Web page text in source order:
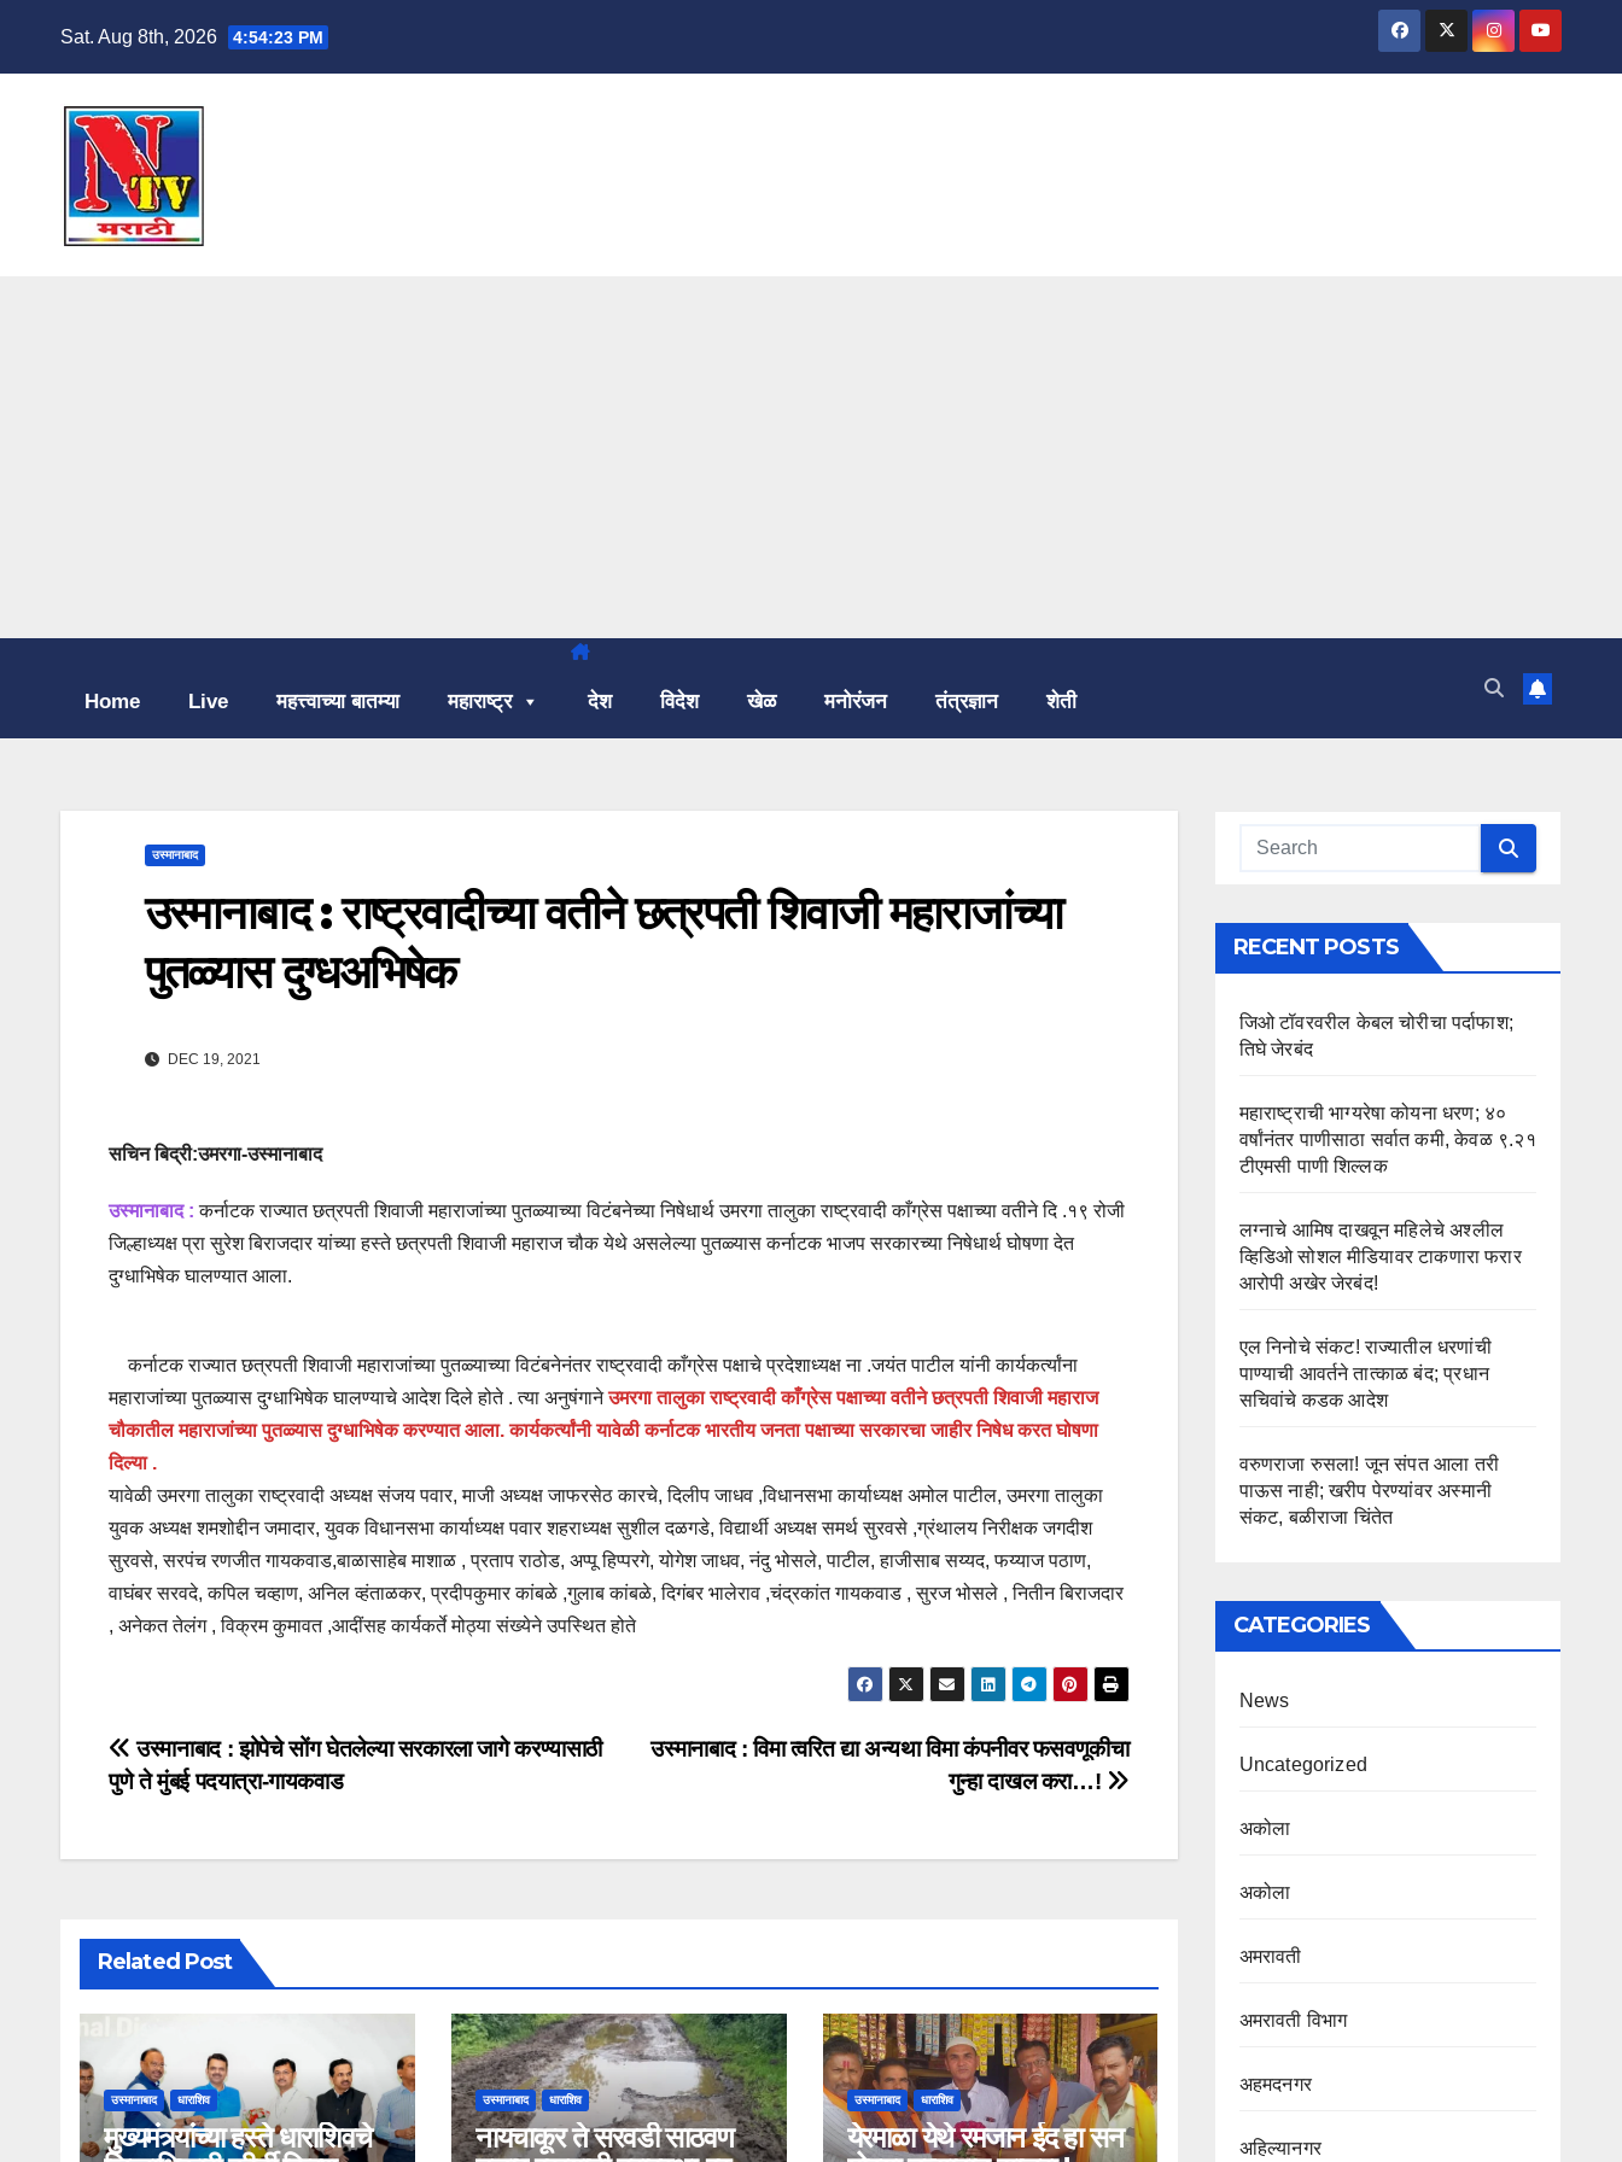
Sat. Aug 8th, 2026 4:54:24 PM
Home Live महत्त्वाच्या बातम्या महाराष्ट्र देश विदेश खेळ मनोरंजन तंत्रज्ञान शेती
उस्मानाबाद
उस्मानाबाद : राष्ट्रवादीच्या वतीने छत्रपती शिवाजी महाराजांच्या
पुतळ्यास दुग्धअभिषेक
DEC 19, 2021
सचिन बिद्री:उमरगा-उस्मानाबाद
उस्मानाबाद :कर्नाटक राज्यात छत्रपती शिवाजी महाराजांच्या पुतळ्याच्या विटंबनेच्या निषेधार्थ उमरगा तालुका राष्ट्रवादी काँग्रेस पक्षाच्या वतीने दि .१९ रोजी
जिल्हाध्यक्ष प्रा सुरेश बिराजदार यांच्या हस्ते छत्रपती शिवाजी महाराज चौक येथे असलेल्या पुतळ्यास कर्नाटक भाजप सरकारच्या निषेधार्थ घोषणा देत
दुग्धाभिषेक घालण्यात आला.
कर्नाटक राज्यात छत्रपती शिवाजी महाराजांच्या पुतळ्याच्या विटंबनेनंतर राष्ट्रवादी काँग्रेस पक्षाचे प्रदेशाध्यक्ष ना .जयंत पाटील यांनी कार्यकर्त्यांना
महाराजांच्या पुतळ्यास दुग्धाभिषेक घालण्याचे आदेश दिले होते . त्या अनुषंगानेउमरगा तालुका राष्ट्रवादी काँग्रेस पक्षाच्या वतीने छत्रपती शिवाजी महाराज
चौकातील महाराजांच्या पुतळ्यास दुग्धाभिषेक करण्यात आला. कार्यकर्त्यांनी यावेळी कर्नाटक भारतीय जनता पक्षाच्या सरकारचा जाहीर निषेध करत घोषणा
दिल्या .
यावेळी उमरगा तालुका राष्ट्रवादी अध्यक्ष संजय पवार, माजी अध्यक्ष जाफरसेठ कारचे, दिलीप जाधव ,विधानसभा कार्याध्यक्ष अमोल पाटील, उमरगा तालुका
युवक अध्यक्ष शमशोद्दीन जमादार, युवक विधानसभा कार्याध्यक्ष पवार शहराध्यक्ष सुशील दळगडे, विद्यार्थी अध्यक्ष समर्थ सुरवसे ,ग्रंथालय निरीक्षक जगदीश
सुरवसे, सरपंच रणजीत गायकवाड,बाळासाहेब माशाळ , प्रताप राठोड, अप्पू हिप्परगे, योगेश जाधव, नंदु भोसले, पाटील, हाजीसाब सय्यद, फय्याज पठाण,
वाघंबर सरवदे, कपिल चव्हाण, अनिल व्हंताळकर, प्रदीपकुमार कांबळे ,गुलाब कांबळे, दिगंबर भालेराव ,चंद्रकांत गायकवाड , सुरज भोसले , नितीन बिराजदार
, अनेकत तेलंग , विक्रम कुमावत ,आदींसह कार्यकर्ते मोठ्या संख्येने उपस्थित होते
उस्मानाबाद : विमा त्वरित द्या अन्यथा विमा कंपनीवर फसवणूकीचा
गुन्हा दाखल करा…!
उस्मानाबाद : झोपेचे सोंग घेतलेल्या सरकारला जागे करण्यासाठी
पुणे ते मुंबई पदयात्रा-गायकवाड
Related Post
उस्मानाबाद धाराशिव
मुख्यमंत्र्यांच्या हस्ते धाराशिवचे
उस्मानाबाद धाराशिव
नायचाकूर ते सरवडी साठवण
उस्मानाबाद धाराशिव
येरमाळा येथे रमजान ईद हा सन
RECENT POSTS
जिओ टॉवरवरील केबल चोरीचा पर्दाफाश;
तिघे जेरबंद
महाराष्ट्राची भाग्यरेषा कोयना धरण; ४०
वर्षांनंतर पाणीसाठा सर्वात कमी, केवळ ९.२१
टीएमसी पाणी शिल्लक
लग्नाचे आमिष दाखवून महिलेचे अश्लील
व्हिडिओ सोशल मीडियावर टाकणारा फरार
आरोपी अखेर जेरबंद!
एल निनोचे संकट! राज्यातील धरणांची
पाण्याची आवर्तने तात्काळ बंद; प्रधान
सचिवांचे कडक आदेश
वरुणराजा रुसला! जून संपत आला तरी
पाऊस नाही; खरीप पेरण्यांवर अस्मानी
संकट, बळीराजा चिंतेत
CATEGORIES
News
Uncategorized
अकोला
अकोला
अमरावती
अमरावती विभाग‌
अहमदनगर
अहिल्यानगर